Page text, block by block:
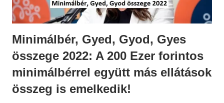
Minimálbér, Gyed, Gyod, Gyes
összege 2022: A 200 Ezer forintos
minimálbérrel együtt más ellátások
összeg is emelkedik!